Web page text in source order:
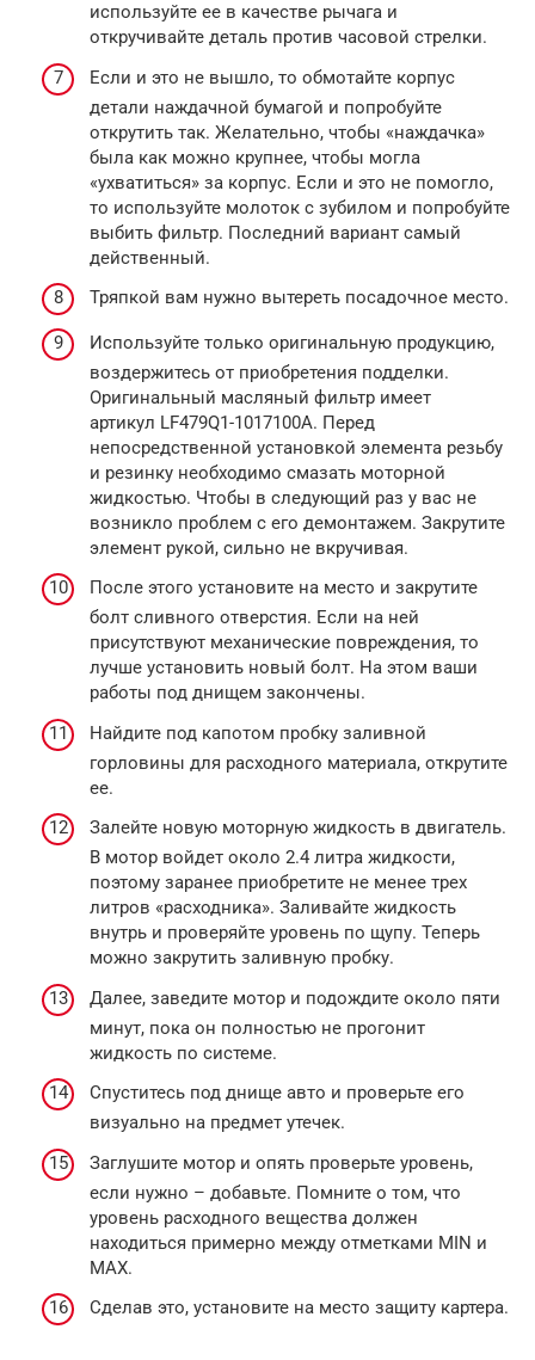
используйте ее в качестве рычага и
откручивайте деталь против часовой стрелки.
Если и это не вышло, то обмотайте корпус
детали наждачной бумагой и попробуйте
открутить так. Желательно, чтобы «наждачка»
была как можно крупнее, чтобы могла
«ухватиться» за корпус. Если и это не помогло,
то используйте молоток с зубилом и попробуйте
выбить фильтр. Последний вариант самый
действенный.
Тряпкой вам нужно вытереть посадочное место.
Используйте только оригинальную продукцию,
воздержитесь от приобретения подделки.
Оригинальный масляный фильтр имеет
артикул LF479Q1-1017100A. Перед
непосредственной установкой элемента резьбу
и резинку необходимо смазать моторной
жидкостью. Чтобы в следующий раз у вас не
возникло проблем с его демонтажем. Закрутите
элемент рукой, сильно не вкручивая.
После этого установите на место и закрутите
болт сливного отверстия. Если на ней
присутствуют механические повреждения, то
лучше установить новый болт. На этом ваши
работы под днищем закончены.
Найдите под капотом пробку заливной
горловины для расходного материала, открутите
ее.
Залейте новую моторную жидкость в двигатель.
В мотор войдет около 2.4 литра жидкости,
поэтому заранее приобретите не менее трех
литров «расходника». Заливайте жидкость
внутрь и проверяйте уровень по щупу. Теперь
можно закрутить заливную пробку.
Далее, заведите мотор и подождите около пяти
минут, пока он полностью не прогонит
жидкость по системе.
Спуститесь под днище авто и проверьте его
визуально на предмет утечек.
Заглушите мотор и опять проверьте уровень,
если нужно – добавьте. Помните о том, что
уровень расходного вещества должен
находиться примерно между отметками MIN и
MAX.
Сделав это, установите на место защиту картера.